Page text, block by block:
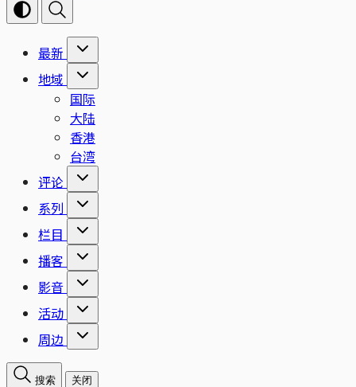
最新
地域
国际
大陆
香港
台湾
评论
系列
栏目
播客
影音
活动
周边
搜索 关闭